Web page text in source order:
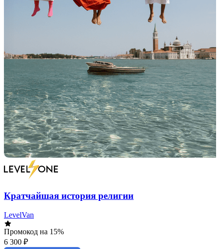
Кратчайшая история религии
LevelVan
Промокод на 15%
6 300 ₽